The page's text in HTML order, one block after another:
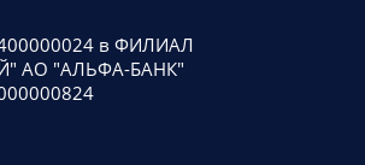
в ФИЛИАЛ
АО "АЛЬФА-БАНК"